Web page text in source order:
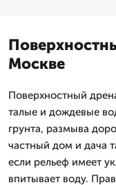
Москве
Поверхностный
талые и дождевые
грунта, размыва
частный дом и дача
если рельеф имеет
впитывает воду.